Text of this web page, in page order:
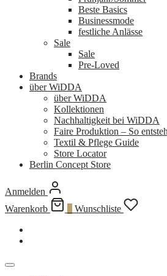
Beste Basics
Businessmode
festliche Anlässe
Sale
Sale
Pre-Loved
Brands
über WiDDA
über WiDDA
Kollektionen
Nachhaltigkeit bei WiDDA
Faire Produktion – So
Textil & Pflege Guide
Store Locator
Berlin Concept Store
Anmelden
Warenkorb
Wunschliste